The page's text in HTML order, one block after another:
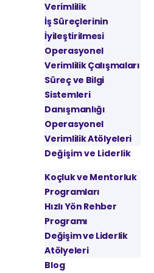
Verimlilik
İş Süreçlerinin
İyileştirilmesi
Operasyonel
Verimlilik Çalışmaları
Süreç ve Bilgi
Sistemleri
Danışmanlığı
Operasyonel
Verimlilik Atölyeleri
Değişim ve Liderlik
Koçluk ve Mentorluk
Programları
Hızlı Yön Rehber
Programı
Değişim ve Liderlik
Atölyeleri
Blog